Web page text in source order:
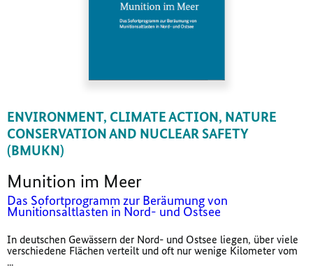
ENVIRONMENT, CLIMATE ACTION, NATURE
CONSERVATION AND NUCLEAR SAFETY
(BMUKN)
Munition im Meer
Das Sofortprogramm zur Beräumung von
Munitionsaltlasten in Nord- und Ostsee
In deutschen Gewässern der Nord- und Ostsee liegen, über viele
verschiedene Flächen verteilt und oft nur wenige Kilometer vom
...